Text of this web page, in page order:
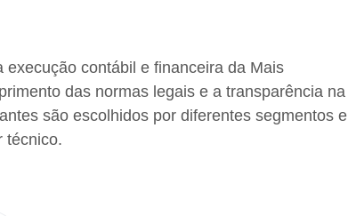
contábil e financeira da Mais
das normas legais e a transparência na
são escolhidos por diferentes segmentos e
técnico.